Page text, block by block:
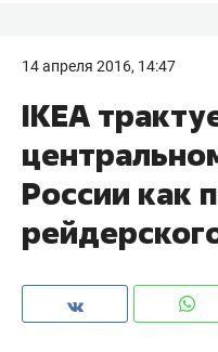
14 апреля 2016, 14:47
IKEA
России как